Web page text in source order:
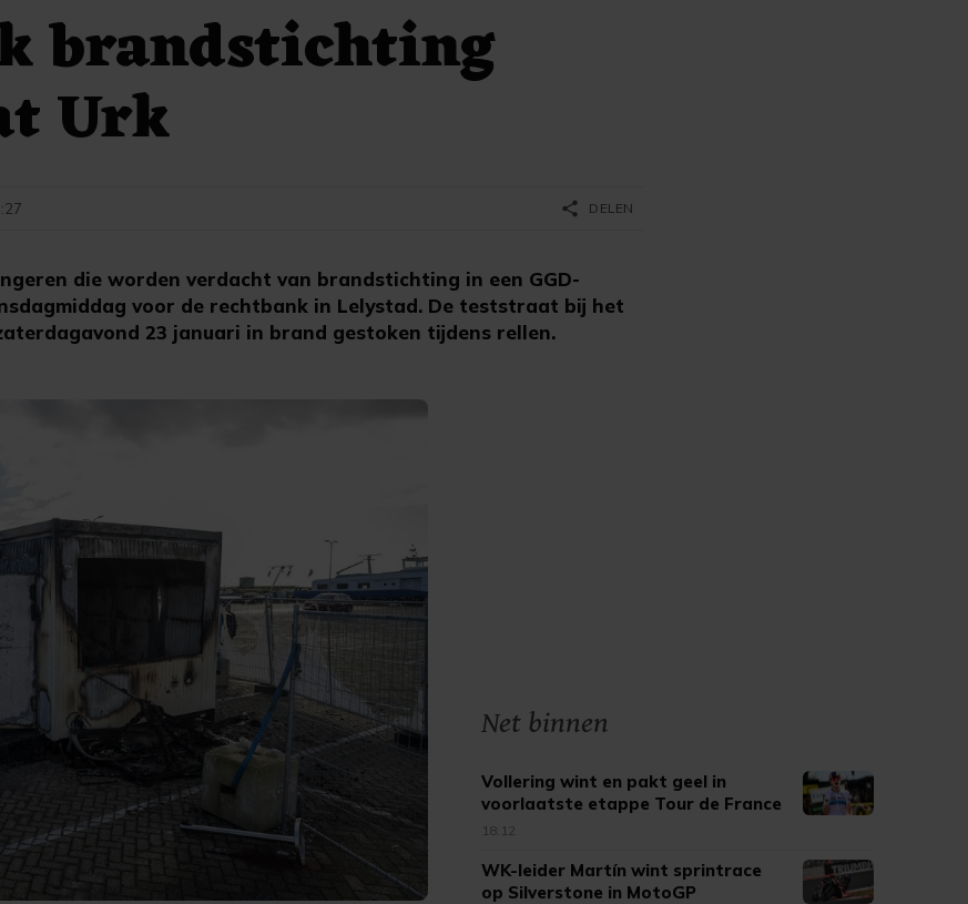
brandstichting
Urk
die worden verdacht van brandstichting in een GGD-
voor de rechtbank in Lelystad. De teststraat bij het
23 januari in brand gestoken tijdens rellen.
share DELEN
Net binnen
Vollering wint en pakt geel in
voorlaatste etappe Tour de France
18:12
WK-leider Martín wint sprintrace
op Silverstone in MotoGP